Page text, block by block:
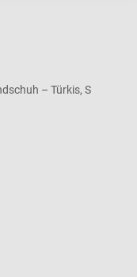
– Türkis, S